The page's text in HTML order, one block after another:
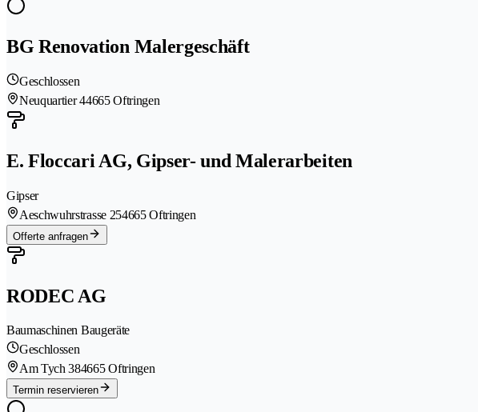
BG Renovation Malergeschäft
Geschlossen
Neuquartier 44665 Oftringen
E. Floccari AG, Gipser- und Malerarbeiten
Gipser
Aeschwuhrstrasse 254665 Oftringen
Offerte anfragen
RODEC AG
Baumaschinen Baugeräte
Geschlossen
Am Tych 384665 Oftringen
Termin reservieren